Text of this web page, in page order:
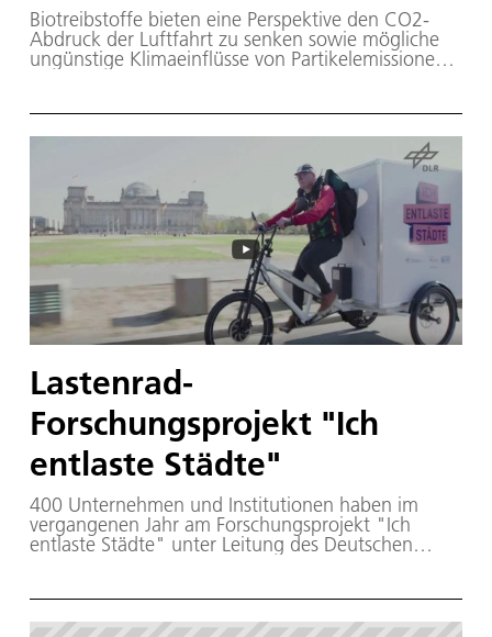
Biotreibstoffe bieten eine Perspektive den CO2-
Abdruck der Luftfahrt zu senken sowie mögliche
ungünstige Klimaeinflüsse von Partikelemissionen
Lastenrad-
Forschungsprojekt "Ich
entlaste Städte"
400 Unternehmen und Institutionen haben im
vergangenen Jahr am Forschungsprojekt "Ich
entlaste Städte" unter Leitung des Deutschen
größtem Lastenrad-Testprojekt zeigen, dass die
Lastenräder bei zwei von drei Fahrten anstelle von